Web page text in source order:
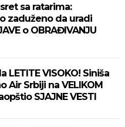
sa ratarima:
zaduženo da uradi
o OBRAĐIVANJU
LETITE VISOKO! Siniša
Air Srbiji na VELIKOM
SJAJNE VESTI